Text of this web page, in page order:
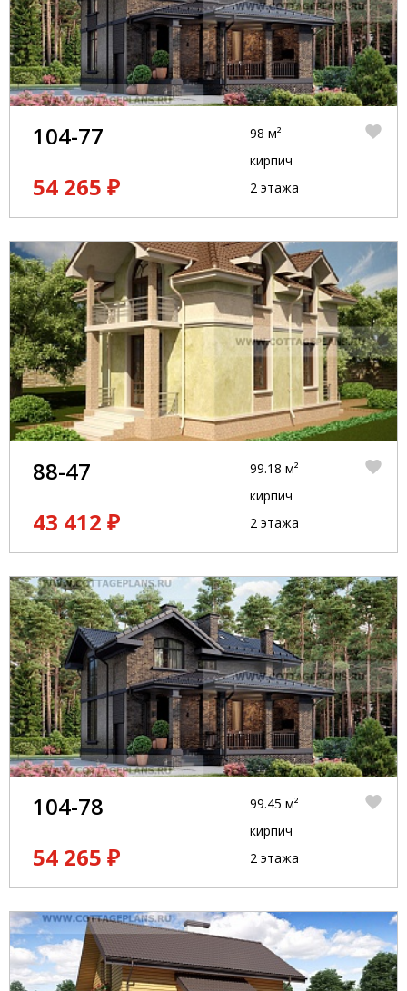
104-77
54 265 ₽
98 м²
кирпич
2 этажа
88-47
43 412 ₽
99.18 м²
кирпич
2 этажа
104-78
54 265 ₽
99.45 м²
кирпич
2 этажа